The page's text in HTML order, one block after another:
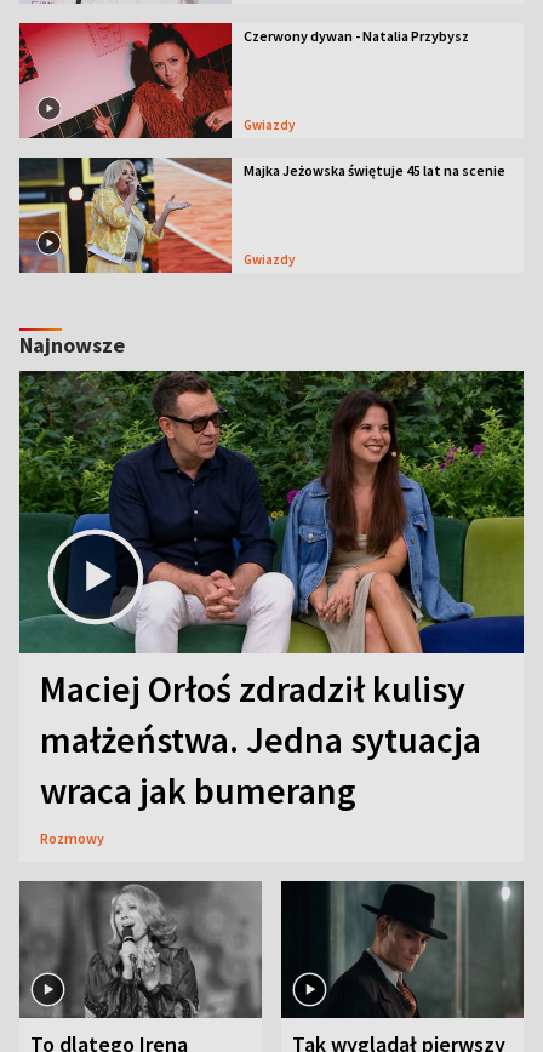
Czerwony dywan - Natalia Przybysz
Gwiazdy
Majka Jeżowska świętuje 45 lat na scenie
Gwiazdy
Najnowsze
Maciej Orłoś zdradził kulisy
małżeństwa. Jedna sytuacja
wraca jak bumerang
Rozmowy
To dlatego Irena Tak wyglądał pierwszy